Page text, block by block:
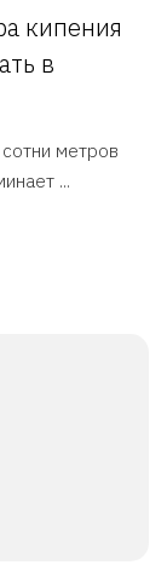
кипения
в
метров
...